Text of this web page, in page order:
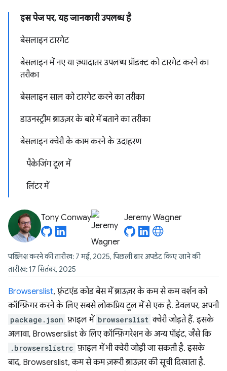
इस पेज पर, यह जानकारी उपलब्ध है
बेसलाइन टारगेट
बेसलाइन में नए या ज़्यादातर उपलब्ध प्रॉडक्ट को टारगेट करने का
तरीका
बेसलाइन साल को टारगेट करने का तरीका
डाउनस्ट्रीम ब्राउज़र के बारे में बताने का तरीका
बेसलाइन क्वेरी के काम करने के उदाहरण
पैकेजिंग टूल में
लिंटर में
Tony Conway Jeremy Wagner
पब्लिश करने की तारीख: 7 मई, 2025, पिछली बार अपडेट किए जाने की
तारीख: 17 सितंबर, 2025
Browserslist, फ़्रंटएंड कोड बेस में ब्राउज़र के कम से कम वर्शन को
कॉन्फ़िगर करने के लिए सबसे लोकप्रिय टूल में से एक है. डेवलपर, अपनी
package.json फ़ाइल में browserslist क्वेरी जोड़ते हैं. इसके
अलावा, Browserslist के लिए कॉन्फ़िगरेशन के अन्य पॉइंट, जैसे कि
.browserslistrc फ़ाइल में भी क्वेरी जोड़ी जा सकती है. इसके
बाद, Browserslist, कम से कम ज़रूरी ब्राउज़र की सूची दिखाता है.